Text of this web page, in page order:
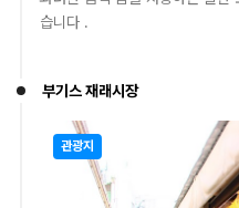
습니다​ .
부기스 재래시장
관광지